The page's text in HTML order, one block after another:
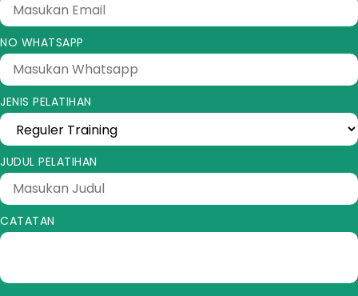
NO WHATSAPP
JENIS PELATIHAN
JUDUL PELATIHAN
CATATAN